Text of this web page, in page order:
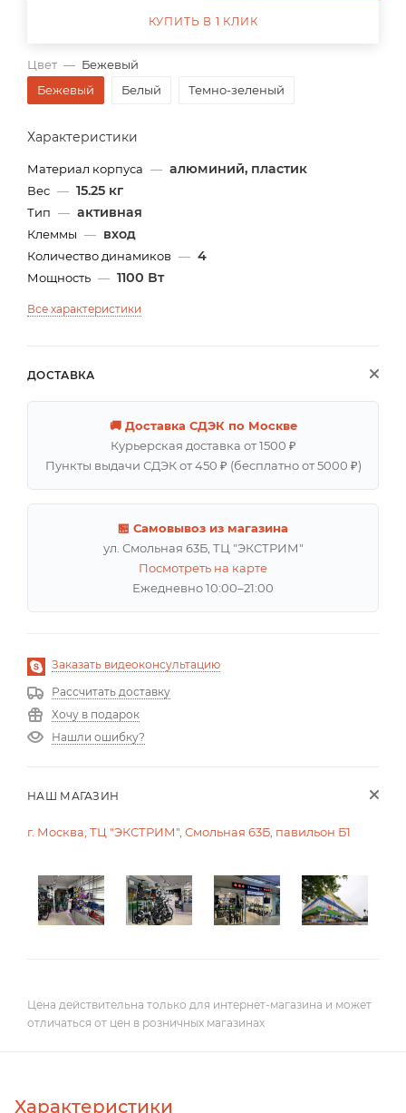
Цвет — Бежевый
Бежевый
Белый Темно-зеленый
Характеристики
Материал корпуса — алюминий, пластик
Вес — 15.25 кг
Тип — активная
Клеммы — вход
Количество динамиков — 4
Мощность — 1100 Вт
Все характеристики
ДОСТАВКА
🚚 Доставка СДЭК по Москве
Курьерская доставка от 1500 ₽
Пункты выдачи СДЭК от 450 ₽ (бесплатно от 5000 ₽)
🏪 Самовывоз из магазина
ул. Смольная 63Б, ТЦ "ЭКСТРИМ"
Посмотреть на карте
Ежедневно 10:00–21:00
Заказать видеоконсультацию
Рассчитать доставку
Хочу в подарок
Нашли ошибку?
НАШ МАГАЗИН
г. Москва, ТЦ "ЭКСТРИМ", Смольная 63Б, павильон Б1
КУПИТЬ В 1 КЛИК
Цена действительна только для интернет-магазина и может
отличаться от цен в розничных магазинах
Характеристики